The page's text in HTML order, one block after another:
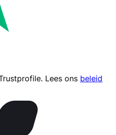
. Lees ons beleid